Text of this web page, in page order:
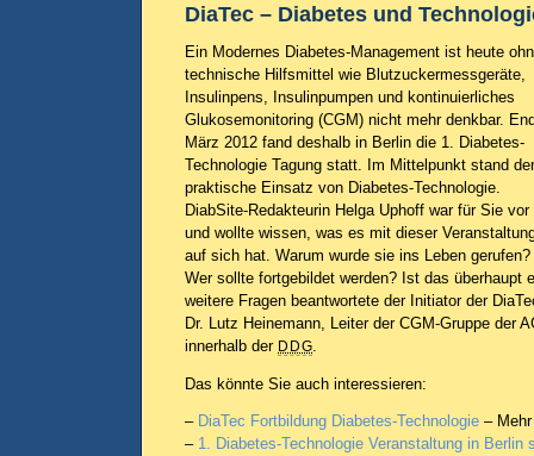
DiaTec – Diabetes und
Ein Modernes Diabetes-Management ist heute
technische Hilfsmittel wie Blutzuckermessgeräte,
Insulinpens, Insulinpumpen und kontinuierliches
Glukosemonitoring (CGM) nicht mehr denkbar.
März 2012 fand deshalb in Berlin die 1. Diabetes-
Technologie Tagung statt. Im Mittelpunkt stand der
praktische Einsatz von Diabetes-Technologie.
DiabSite-Redakteurin Helga Uphoff war für Sie vor
und wollte wissen, was es mit dieser
auf sich hat. Warum wurde sie ins Leben gerufen?
Wer sollte fortgebildet werden? Ist das überhaupt
weitere Fragen beantwortete der Initiator der
Dr. Lutz Heinemann, Leiter der CGM-Gruppe der
innerhalb der DDG.
Das könnte Sie auch interessieren:
– DiaTec Fortbildung Diabetes-Technologie –
– 1. Diabetes-Technologie Veranstaltung in Berlin